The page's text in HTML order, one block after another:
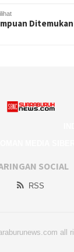
SOCIAL
RSS
all